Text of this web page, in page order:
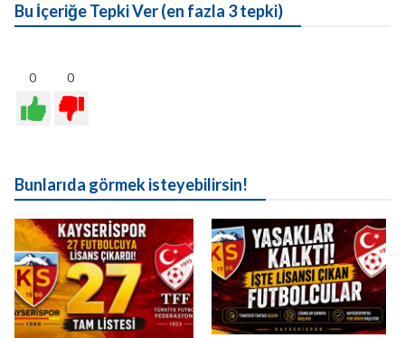
Bu İçeriğe Tepki Ver (en fazla 3 tepki)
0 0
Bunlarıda görmek isteyebilirsin!